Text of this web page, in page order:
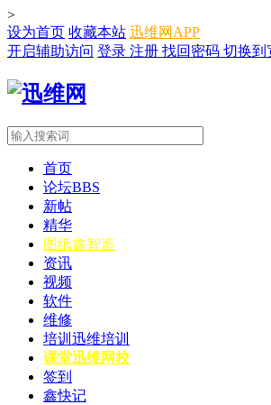
>
设为首页 收藏本站 迅维网APP
开启辅助访问 登录 注册 找回密码 切换到
首页
论坛BBS
新帖
精华
图纸鑫智造
资讯
视频
软件
维修
培训 迅维培训
课堂迅维网校
签到
鑫快记